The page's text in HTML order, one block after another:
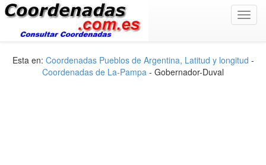
Esta en: Coordenadas Pueblos de Argentina, Latitud y longitud -
Coordenadas de La-Pampa - Gobernador-Duval